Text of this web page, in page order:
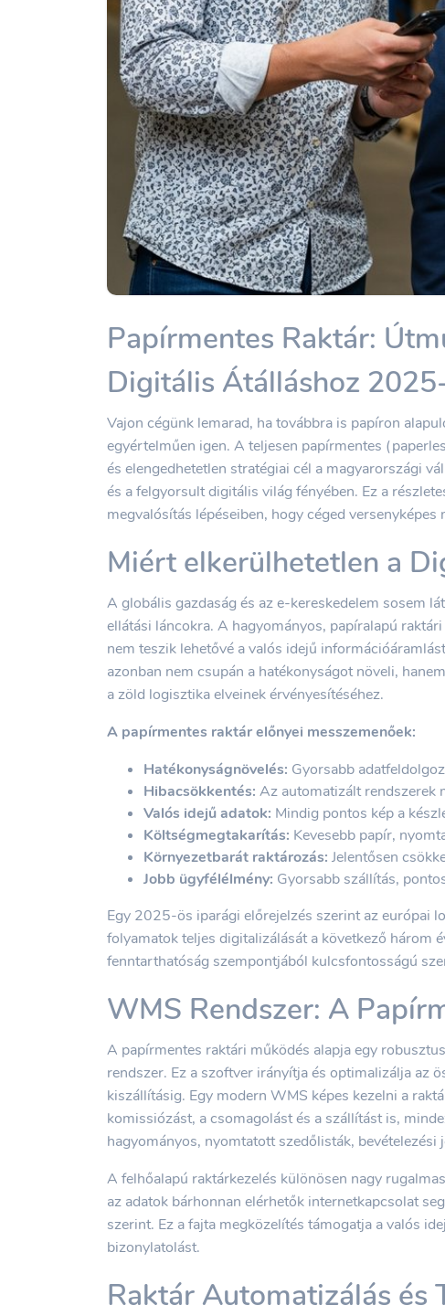
Papírmentes Raktár:
Digitális Átálláshoz
Vajon cégünk lemarad, ha továbbra is papíron
egyértelműen igen. A teljesen papírmentes
és elengedhetetlen stratégiai cél a magyarországi
és a felgyorsult digitális világ fényében. Ez a
megvalósítás lépéseiben, hogy céged versenyképes
Miért elkerülhetetlen a
A globális gazdaság és az e-kereskedelem sosem
ellátási láncokra. A hagyományos, papíralapú
nem teszik lehetővé a valós idejű
azonban nem csupán a hatékonyságot növeli,
a zöld logisztika elveinek érvényesítéséhez.
A papírmentes raktár előnyei messzemenőek:
Hatékonyságnövelés: Gyorsabb
Hibacsökkentés: Az automatizált rendszerek
Valós idejű adatok: Mindig pontos kép a
Költségmegtakarítás: Kevesebb papír,
Környezetbarát raktározás: Jelentősen
Jobb ügyfélélmény: Gyorsabb szállítás,
Egy 2025-ös iparági előrejelzés szerint az európai
folyamatok teljes digitalizálását a következő három
fenntarthatóság szempontjából kulcsfontosságú
WMS Rendszer: A
A papírmentes raktári működés alapja egy
rendszer. Ez a szoftver irányítja és optimalizálja az
kiszállításig. Egy modern WMS képes kezelni a
komissiózást, a csomagolást és a szállítást is,
hagyományos, nyomtatott szedőlisták, bevételezési
A felhőalapú raktárkezelés különösen nagy
az adatok bárhonnan elérhetők internetkapcsolat
szerint. Ez a fajta megközelítés támogatja a valós
bizonylatolást.
Raktár Automatizálás és